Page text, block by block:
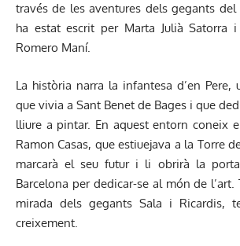
través de les aventures dels gegants
ha estat escrit per Marta Julià Satorra i
Romero Maní.
La història narra la infantesa d’en Pere,
que vivia a Sant Benet de Bages i que
lliure a pintar. En aquest entorn coneix
Ramon Casas, que estiuejava a la Torre
marcarà el seu futur i li obrirà la
Barcelona per dedicar-se al món de
mirada dels gegants Sala i Ricardis,
creixement.